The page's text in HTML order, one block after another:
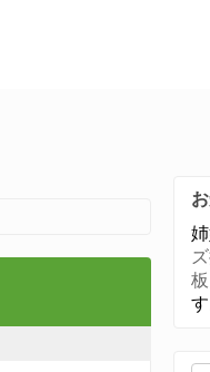
板
す